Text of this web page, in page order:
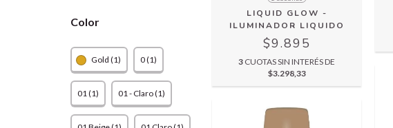
Color
Gold (1) 0 (1)
01 (1) 01 - Claro (1)
LIQUID GLOW -
ILUMINADOR LIQUIDO
$9.895
3 CUOTAS SIN INTERÉS DE
$3.298,33